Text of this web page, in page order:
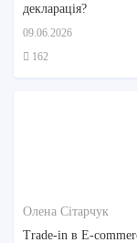
декларація?
09.06.2026
162
Олена Сітарчук
Trade-in в E-